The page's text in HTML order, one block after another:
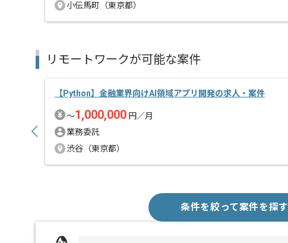
小伝馬町（東京都）
リモートワークが可能な案件
【Python】金融業界向けAI領域アプリ開発の求人・案件
〜1,000,000 円／月
業務委託
渋谷（東京都）
条件を絞って案件を探す